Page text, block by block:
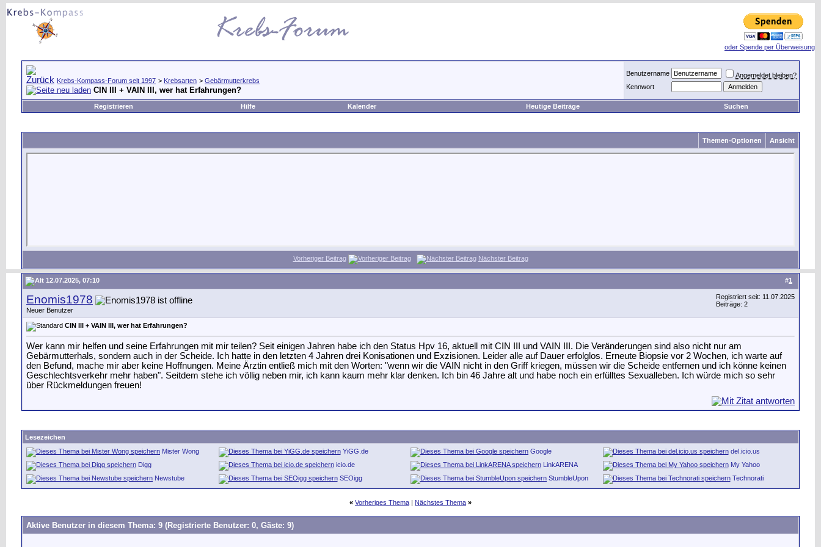
oder Spende per Überweisung
Krebs-Kompass-Forum seit 1997 > Krebsarten > Gebärmutterkrebs
CIN III + VAIN III, wer hat Erfahrungen?
Benutzername
Angemeldet bleiben?
Kennwort
Registrieren Hilfe Kalender Heutige Beiträge Suchen
Themen-Optionen Ansicht
Vorheriger Beitrag Nächster Beitrag
#1
12.07.2025, 07:10
Enomis1978
Neuer Benutzer
Registriert seit: 11.07.2025
Beiträge: 2
CIN III + VAIN III, wer hat Erfahrungen?
Wer kann mir helfen und seine Erfahrungen mit mir teilen? Seit einigen Jahren habe ich den Status Hpv 16, aktuell mit CIN III und VAIN III. Die Veränderungen sind also nicht nur am
Gebärmutterhals, sondern auch in der Scheide. Ich hatte in den letzten 4 Jahren drei Konisationen und Exzisionen. Leider alle auf Dauer erfolglos. Erneute Biopsie vor 2 Wochen, ich warte auf
den Befund, mache mir aber keine Hoffnungen. Meine Ärztin entließ mich mit den Worten: "wenn wir die VAIN nicht in den Griff kriegen, müssen wir die Scheide entfernen und ich könne keinen
Geschlechtsverkehr mehr haben". Seitdem stehe ich völlig neben mir, ich kann kaum mehr klar denken. Ich bin 46 Jahre alt und habe noch ein erfülltes Sexualleben. Ich würde mich so sehr
über Rückmeldungen freuen!
Lesezeichen
Mister Wong
YiGG.de Google
del.icio.us
Digg
icio.de LinkARENA
My Yahoo
Newstube
SEOigg StumbleUpon Technorati
« Vorheriges Thema | Nächstes Thema »
Aktive Benutzer in diesem Thema: 9 (Registrierte Benutzer: 0, Gäste: 9)